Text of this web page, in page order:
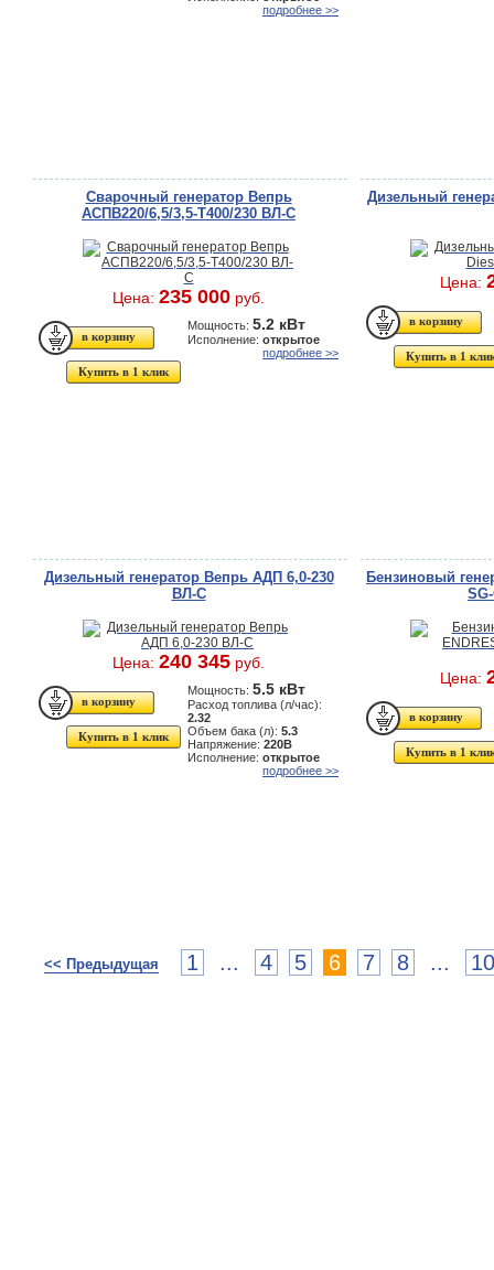
подробнее >>
Сварочный генератор Вепрь
АСПВ220/6,5/3,5-Т400/230 ВЛ-С
Цена: 235 000 руб.
Купить в 1 клик
Мощность: 5.2 кВт
Исполнение: открытое
подробнее >>
Дизельный
Цена:
Купить в 1
Дизельный генератор Вепрь АДП 6,0-230
ВЛ-С
Цена: 240 345 руб.
Купить в 1 клик
Мощность: 5.5 кВт
Расход топлива (л/час):
2.32
Объем бака (л): 5.3
Напряжение: 220В
Исполнение: открытое
подробнее >>
Бензиновый
Цена:
Купить в 1
<< Предыдущая 1 ... 4 5 6 7 8 ... 10